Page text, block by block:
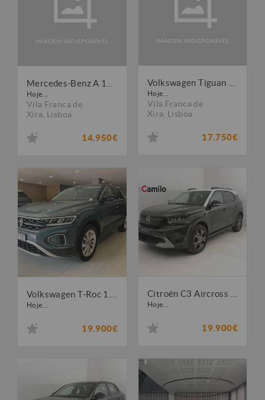
Hoje...
Vila Franca de
Xira Lisboa
14.950€
Hoje...
Vila Franca de
Xira Lisboa
17.750€
Hoje...
19.900€
Hoje...
19.900€